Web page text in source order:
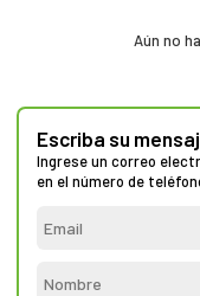
Aún no
Escriba su
Ingrese un correo
en el número de